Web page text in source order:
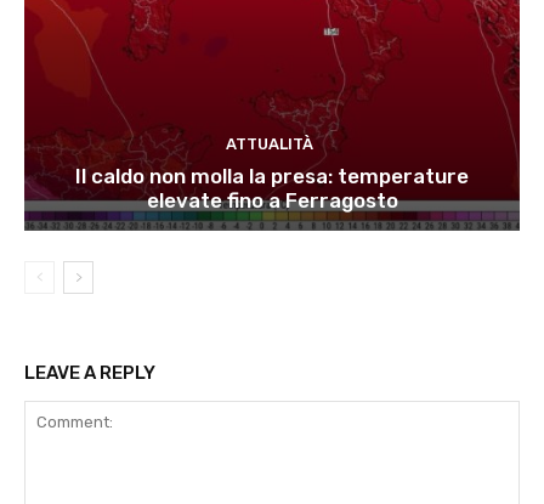
ATTUALITÀ
Il caldo non molla la presa: temperature
elevate fino a Ferragosto
LEAVE A REPLY